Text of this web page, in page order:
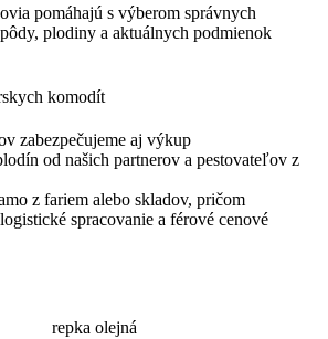
pomáhajú s výberom správnych
plodiny a aktuálnych podmienok
komodít
zabezpečujeme aj výkup
od našich partnerov a pestovateľov z
z fariem alebo skladov, pričom
spracovanie a férové cenové
repka olejná